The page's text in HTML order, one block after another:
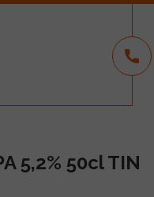
5,2% 50cl TIN